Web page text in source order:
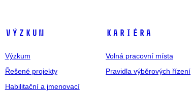
Výzkum
Výzkum
Řešené projekty
Habilitační a jmenovací
Kariéra
Volná pracovní místa
Pravidla výběrových řízení